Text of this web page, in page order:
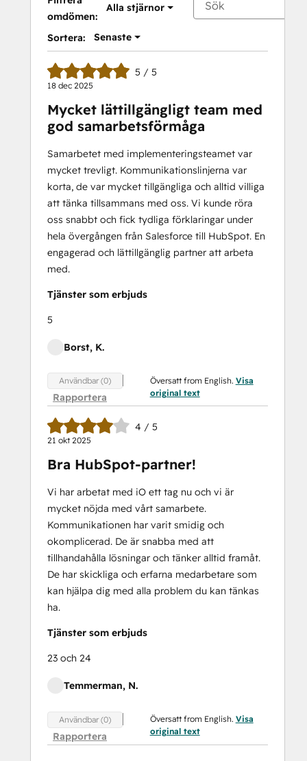
omdömen:
Alla stjärnor
Sortera: Senaste
5 / 5
18 dec 2025
Mycket lättillgängligt team med
god samarbetsförmåga
Samarbetet med implementeringsteamet var
mycket trevligt. Kommunikationslinjerna var
korta, de var mycket tillgängliga och alltid villiga
att tänka tillsammans med oss. Vi kunde röra
oss snabbt och fick tydliga förklaringar under
hela övergången från Salesforce till HubSpot. En
engagerad och lättillgänglig partner att arbeta
med.
Tjänster som erbjuds
5
Borst, K.
Användbar (0)
Rapportera
Översatt from English. Visa
original text
4 / 5
21 okt 2025
Bra HubSpot-partner!
Vi har arbetat med iO ett tag nu och vi är
mycket nöjda med vårt samarbete.
Kommunikationen har varit smidig och
okomplicerad. De är snabba med att
tillhandahålla lösningar och tänker alltid framåt.
De har skickliga och erfarna medarbetare som
kan hjälpa dig med alla problem du kan tänkas
ha.
Tjänster som erbjuds
23 och 24
Temmerman, N.
Användbar (0)
Rapportera
Översatt from English. Visa
original text